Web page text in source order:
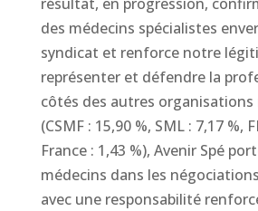
des médecins spécialistes
syndicat et renforce notre
représenter et défendre la
côtés des autres organisations
(CSMF : 15,90 %, SML : 7,17 %,
France : 1,43 %), Avenir Spé
médecins dans les
avec une responsabilité